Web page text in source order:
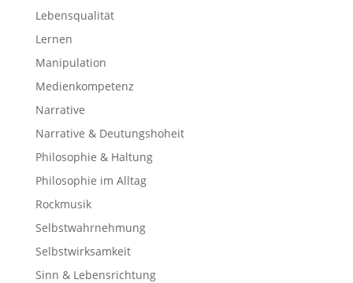
Lebensqualität
Lernen
Manipulation
Medienkompetenz
Narrative
Narrative & Deutungshoheit
Philosophie & Haltung
Philosophie im Alltag
Rockmusik
Selbstwahrnehmung
Selbstwirksamkeit
Sinn & Lebensrichtung